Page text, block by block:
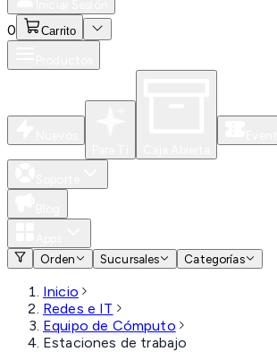
0 Carrito
Orden
Sucursales Categorías
Inicio
Redes e IT
Equipo de Cómputo
Estaciones de trabajo